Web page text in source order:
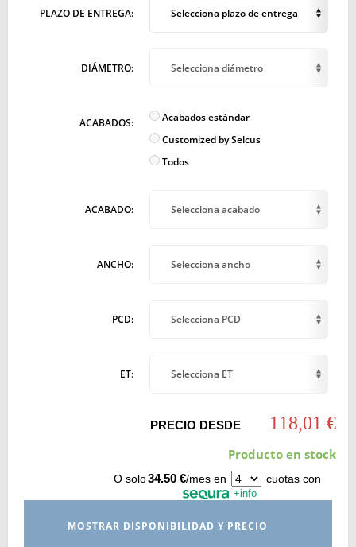
PLAZO DE ENTREGA: Selecciona plazo de entrega
DIÁMETRO: Selecciona diámetro
ACABADOS:
Acabados estándar
Customized by Selcus
Todos
ACABADO: Selecciona acabado
ANCHO: Selecciona ancho
PCD: Selecciona PCD
ET: Selecciona ET
PRECIO DESDE 118,01 €
Producto en stock
O solo34.50 €/mes en cuotas con
+info
MOSTRAR DISPONIBILIDAD Y PRECIO